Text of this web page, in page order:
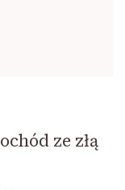
ze złą